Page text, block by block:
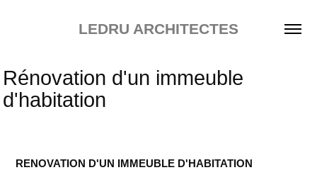
LEDRU ARCHITECTES
Rénovation d'un immeuble
d'habitation
RENOVATION D'UN IMMEUBLE D'HABITATION